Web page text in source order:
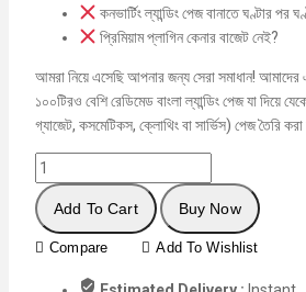
কনভার্টিং ল্যান্ডিং পেজ বানাতে ঘণ্টার পর
প্রিমিয়াম প্লাগিন কেনার বাজেট নেই?
আমরা নিয়ে এসেছি আপনার জন্য সেরা সমাধান!
১০০টিরও বেশি রেডিমেড বাংলা ল্যান্ডিং পেজ যা দিয়ে
গ্যাজেট, কসমেটিকস, ক্লোথিং বা সার্ভিস) পেজ তৈরি
Add To Cart Buy Now
Compare Add To Wishlist